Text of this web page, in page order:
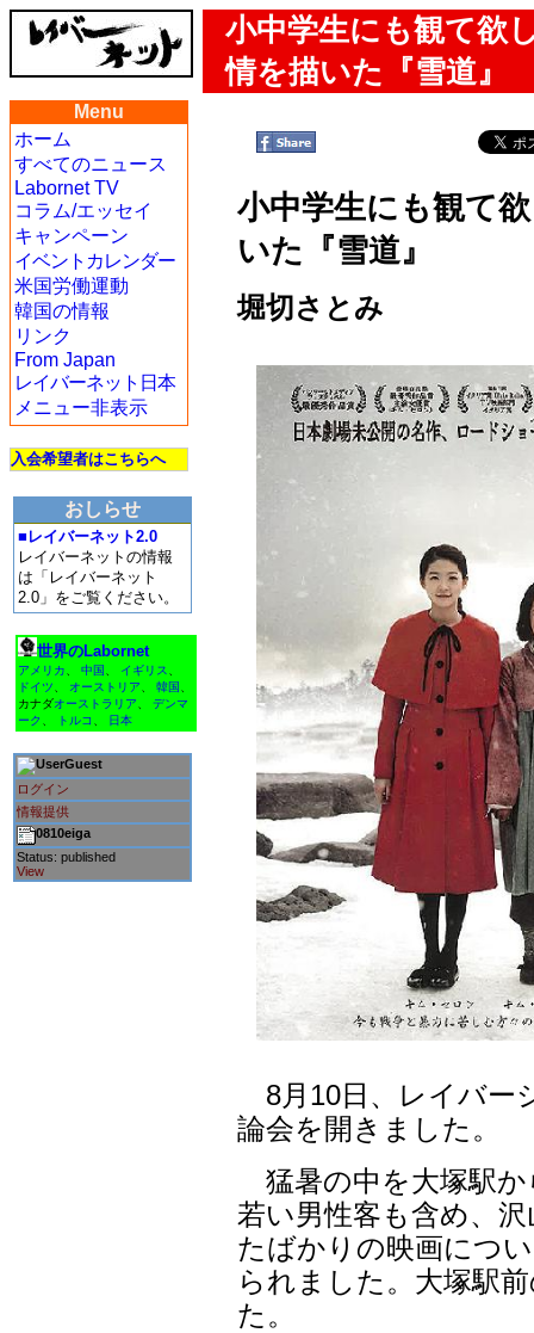
小中学生にも観て欲
情を描いた『雪道』
Menu
ホーム
すべてのニュース
Labornet TV
コラム/エッセイ
キャンペーン
イベントカレンダー
米国労働運動
韓国の情報
リンク
From Japan
レイバーネット日本
メニュー非表示
入会希望者はこちらへ
おしらせ
■レイバーネット2.0
レイバーネットの情報
は「レイバーネット
2.0」をご覧ください。
世界のLabornet
アメリカ 中国 イギリス
ドイツ
オーストリア 韓国
カナダオーストラリア
デンマ
ーク
トルコ 日本
Guest
ログイン
情報提供
0810eiga
Status: published
View
小中学生にも観て
いた『雪道』
堀切さとみ
8月10日、レイバー
論会を開きました。
猛暑の中を大塚駅か
若い男性客も含め、
たばかりの映画につ
られました。大塚駅
た。